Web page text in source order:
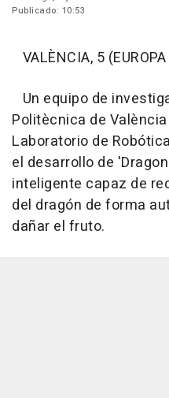
Publicado: 10:53
VALÈNCIA, 5
Un equipo de
Politècnica de
Laboratorio de
el desarrollo de
inteligente capaz de
del dragón de forma
dañar el fruto.